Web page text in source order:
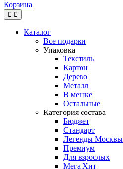
Корзина
Каталог
Все подарки
Упаковка
Текстиль
Картон
Дерево
Металл
В мешке
Остальные
Категория состава
Бюджет
Стандарт
Легенды Москвы
Премиум
Для взрослых
Мега Хит